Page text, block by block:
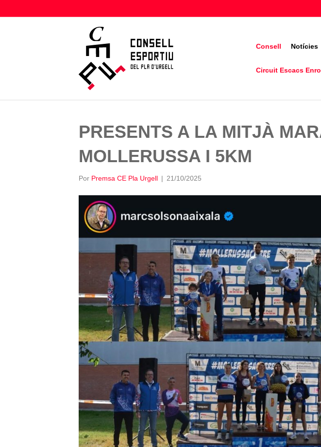
Consell Notícies
Circuit Escacs
PRESENTS A LA MITJÀ
MOLLERUSSA I 5KM
Por Premsa CE Pla Urgell | 21/10/2025